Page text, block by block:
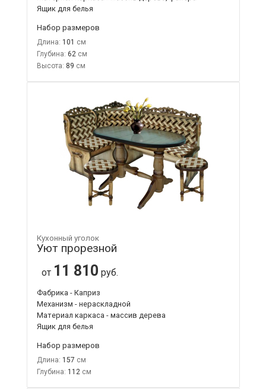
Ящик для белья
Набор размеров
Длина: 101
Глубина: 62
Высота: 89
Кухонный уголок
Уют прорезной
от 11 810 руб.
Фабрика - Каприз
Механизм - нераскладной
Материал каркаса - массив дерева
Ящик для белья
Набор размеров
Длина: 157
Глубина: 112